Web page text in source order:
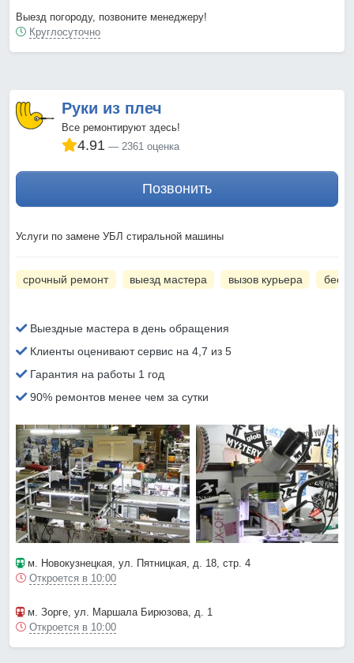
Выезд погороду, позвоните менеджеру!
Круглосуточно
Руки из плеч
Все ремонтируют здесь!
4.91 2361 оценка
Позвонить
Услуги по замене УБЛ стиральной машины
срочный ремонт выезд мастера вызов курьера
Выездные мастера в день обращения
Клиенты оценивают сервис на 4,7 из 5
Гарантия на работы 1 год
90% ремонтов менее чем за сутки
м. Новокузнецкая, ул. Пятницкая, д. 18, стр. 4
Откроется в 10:00
м. Зорге, ул. Маршала Бирюзова, д. 1
Откроется в 10:00